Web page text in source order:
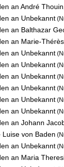
an André
an Unbekannt
an Balthazar
an Marie-
an Unbekannt
an Unbekannt
an Unbekannt
an Unbekannt
an Unbekannt
an Unbekannt
an Johann
von Baden
an Unbekannt
an Maria